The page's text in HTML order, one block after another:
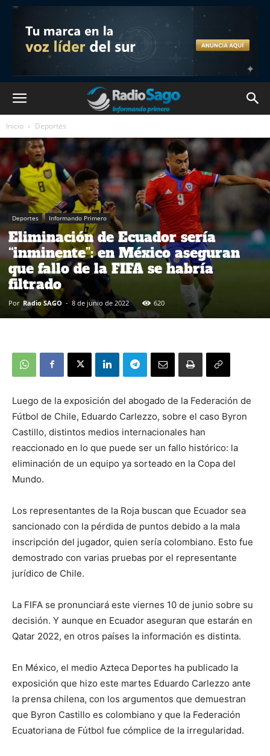
Inicio Deportes
Deportes Informando Primero
Eliminación de Ecuador sería
“inminente”: en México aseguran
que fallo de la FIFA se habría
filtrado
Por Radio SAGO - 8 de junio de 2022 620
Luego de la exposición del abogado de la Federación de
Fútbol de Chile, Eduardo Carlezzo, sobre el caso Byron
Castillo, distintos medios internacionales han
reaccionado en lo que puede ser un fallo histórico: la
eliminación de un equipo ya sorteado en la Copa del
Mundo.
Los representantes de la Roja buscan que Ecuador sea
sancionado con la pérdida de puntos debido a la mala
inscripción del jugador, quien sería colombiano. Esto fue
demostrado con varias pruebas por el representante
jurídico de Chile.
La FIFA se pronunciará este viernes 10 de junio sobre su
decisión. Y aunque en Ecuador aseguran que estarán en
Qatar 2022, en otros países la información es distinta.
En México, el medio Azteca Deportes ha publicado la
exposición que hizo este martes Eduardo Carlezzo ante
la prensa chilena, con los argumentos que demuestran
que Byron Castillo es colombiano y que la Federación
Ecuatoriana de Fútbol fue cómplice de la irregularidad.